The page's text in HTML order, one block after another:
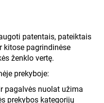
patentais, pateiktais
kitose pagrindinėse
ženklo vertę.
prekyboje:
pagalvės nuolat užima
prekybos kategorijų